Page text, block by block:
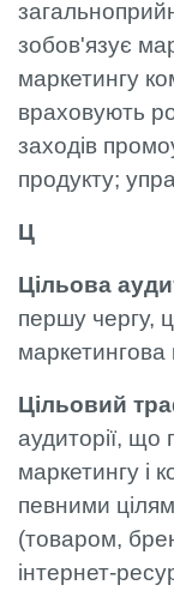
зобов'язує
маркетингу
враховують
заходів
продукту;
Ц
Цільова
першу чергу,
маркетингова
Цільовий
аудиторії,
маркетингу і
певними
(товаром,
інтернет-